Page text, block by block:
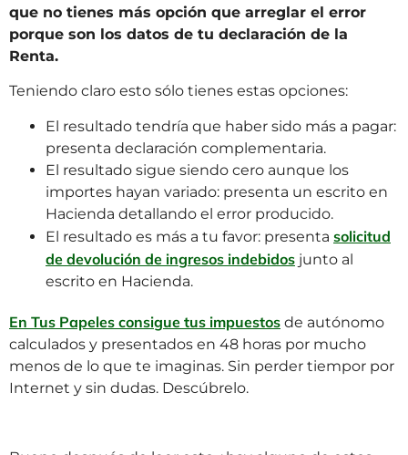
que no tienes más opción que arreglar el error
porque son los datos de tu declaración de la
Renta.
Teniendo claro esto sólo tienes estas opciones:
El resultado tendría que haber sido más a pagar:
presenta declaración complementaria.
El resultado sigue siendo cero aunque los
importes hayan variado: presenta un escrito en
Hacienda detallando el error producido.
El resultado es más a tu favor: presenta solicitud
de devolución de ingresos indebidos junto al
escrito en Hacienda.
En Tus Papeles consigue tus impuestos de autónomo
calculados y presentados en 48 horas por mucho
menos de lo que te imaginas. Sin perder tiempor por
Internet y sin dudas. Descúbrelo.